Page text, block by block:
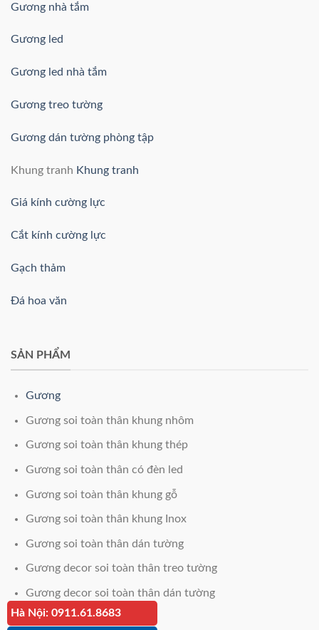
Gương nhà tắm
Gương led
Gương led nhà tắm
Gương treo tường
Gương dán tường phòng tập
Khung tranh Khung tranh
Giá kính cường lực
Cắt kính cường lực
Gạch thảm
Đá hoa văn
SẢN PHẨM
Gương
Gương soi toàn thân khung nhôm
Gương soi toàn thân khung thép
Gương soi toàn thân có đèn led
Gương soi toàn thân khung gỗ
Gương soi toàn thân khung Inox
Gương soi toàn thân dán tường
Gương decor soi toàn thân treo tường
Gương decor soi toàn thân dán tường
Giá kính cường lực 12mm
Hà Nội: 0911.61.8683